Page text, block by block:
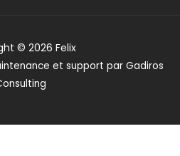
© 2026 Felix
et support par Gadiros